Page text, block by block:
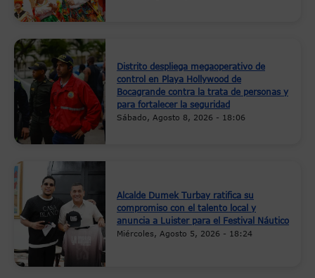
Distrito despliega megaoperativo de
control en Playa Hollywood de
Bocagrande contra la trata de personas y
para fortalecer la seguridad
Sábado, Agosto 8, 2026 - 18:06
Alcalde Dumek Turbay ratifica su
compromiso con el talento local y
anuncia a Luister para el Festival Náutico
Miércoles, Agosto 5, 2026 - 18:24